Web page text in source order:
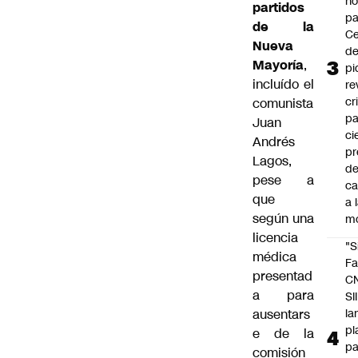
partidos
de la
Nueva
Mayoría,
incluído el
comunista
Juan
Andrés
Lagos,
pese a
que
según una
licencia
médica
presentad
a para
ausentars
e de la
comisión
de
a
SII